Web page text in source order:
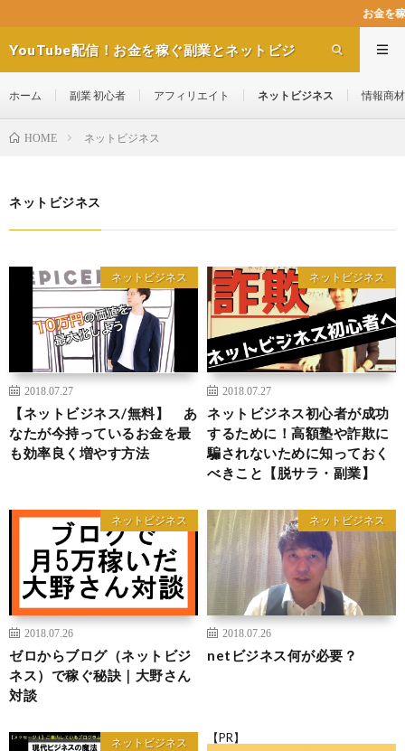
お金を稼ぐ副業とネ
YouTube配信！お金を稼ぐ副業とネットビジ
ホーム 副業 初心者 アフィリエイト ネットビジネス 情報商
HOME ネットビジネス
ネットビジネス
ネットビジネス
2018.07.27
【ネットビジネス/無料】 あ
なたが今持っているお金を最
も効率良く増やす方法
ネットビジネス
2018.07.27
ネットビジネス初心者が成功
するために！高額塾や詐欺に
騙されないために知っておく
べきこと【脱サラ・副業】
ネットビジネス
2018.07.26
ゼロからブログ（ネットビジ
ネス）で稼ぐ秘訣｜大野さん
対談
ネットビジネス
2018.07.26
netビジネス何が必要？
ネットビジネス 【PR】